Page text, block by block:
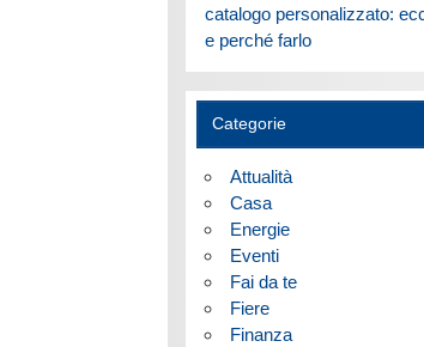
catalogo personalizzato:
e perché farlo
Categorie
Attualità
Casa
Energie
Eventi
Fai da te
Fiere
Finanza